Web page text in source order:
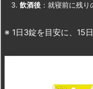
飲酒後 ：就寝前に残
※ 1日3錠を目安に、15